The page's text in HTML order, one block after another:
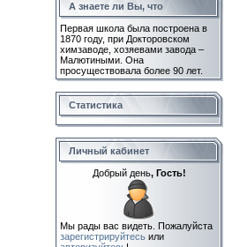
А знаете ли Вы, что
Первая школа была построена в
1870 году, при Докторовском
химзаводе, хозяевами завода –
Малютиными. Она
просуществовала более 90 лет.
Статистика
Личный кабинет
Добрый день, Гость!
Мы рады вас видеть. Пожалуйста
зарегистрируйтесь или